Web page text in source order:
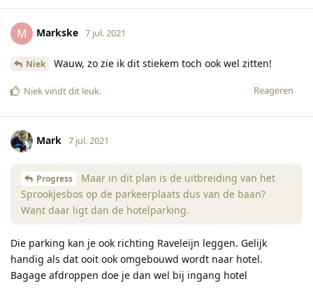
M Markske 7 jul. 2021
Niek Wauw, zo zie ik dit stiekem toch ook wel zitten!
Reageren
Niekvindt dit leuk.
Mark 7 jul. 2021
Progress
Maar in dit plan is de uitbreiding van het
Sprookjesbos op de parkeerplaats dus van de baan?
Want daar ligt dan de hotelparking.
Die parking kan je ook richting Raveleijn leggen. Gelijk
handig als dat ooit ook omgebouwd wordt naar hotel.
Bagage afdroppen doe je dan wel bij ingang hotel